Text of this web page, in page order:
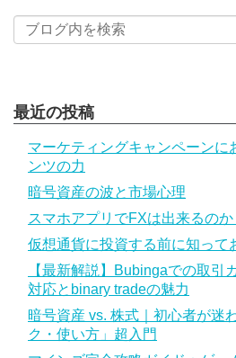
最近の投稿
マーケティングキャンペーンに
ンツの力
暗号資産の波と市場心理
スマホアプリでFXは出来るの
仮想通貨に投資する前に知って
【最新解説】Bubingaでの取引
対応とbinary tradeの魅力
暗号資産 vs. 株式｜初心者が迷
ク・使い方」超入門